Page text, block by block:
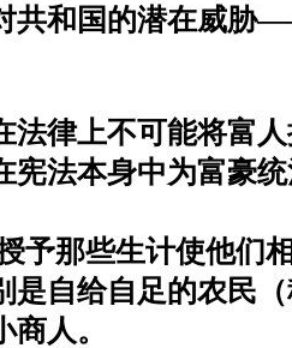
共和国的潜在威胁
法律上不可能将富
宪法本身中为富豪
予那些生计使他们
是自给自足的农民
商人。